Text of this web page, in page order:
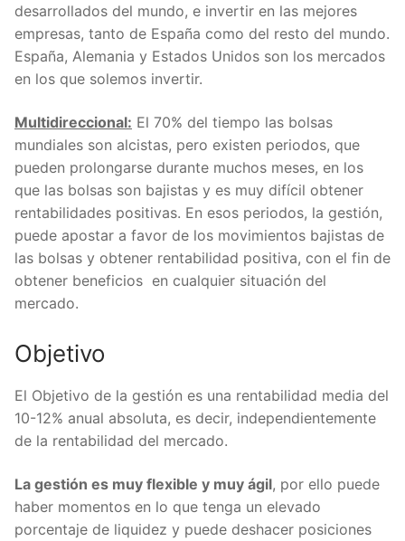
desarrollados del mundo, e invertir en las mejores
empresas, tanto de España como del resto del mundo.
España, Alemania y Estados Unidos son los mercados
en los que solemos invertir.
Multidireccional: El 70% del tiempo las bolsas
mundiales son alcistas, pero existen periodos, que
pueden prolongarse durante muchos meses, en los
que las bolsas son bajistas y es muy difícil obtener
rentabilidades positivas. En esos periodos, la gestión,
puede apostar a favor de los movimientos bajistas de
las bolsas y obtener rentabilidad positiva, con el fin de
obtener beneficios en cualquier situación del
mercado.
Objetivo
El Objetivo de la gestión es una rentabilidad media del
10-12% anual absoluta, es decir, independientemente
de la rentabilidad del mercado.
La gestión es muy flexible y muy ágil, por ello puede
haber momentos en lo que tenga un elevado
porcentaje de liquidez y puede deshacer posiciones